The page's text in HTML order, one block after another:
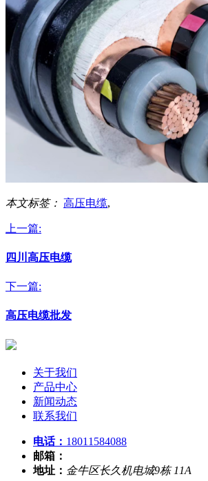
本文标签： 高压电缆,
上一篇:
四川高压电缆
下一篇:
高压电缆批发
关于我们
产品中心
新闻动态
联系我们
电话： 18011584088
邮箱：
地址： 金牛区长久机电城9栋 11A